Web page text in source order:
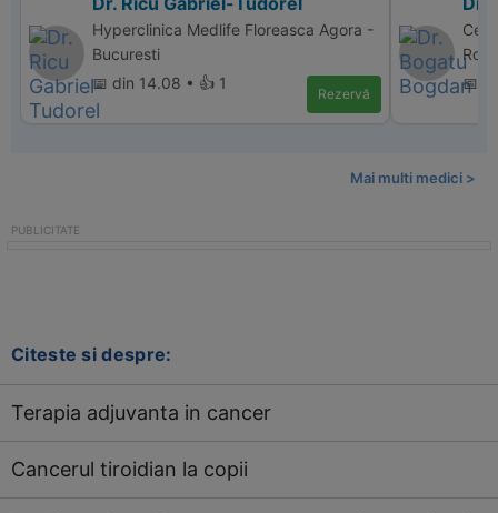
Hyperclinica Medlife Floreasca Agora -
Bucuresti
📅 din 14.08 • 👍 1
Rezervă
📅
Mai multi medici >
Citeste si despre:
Terapia adjuvanta in cancer
Cancerul tiroidian la copii